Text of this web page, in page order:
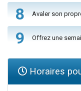
8 Avaler son
9 Offrez une
Horaires